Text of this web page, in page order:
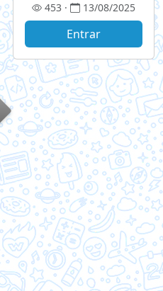
453 · 13/08/2025
Entrar